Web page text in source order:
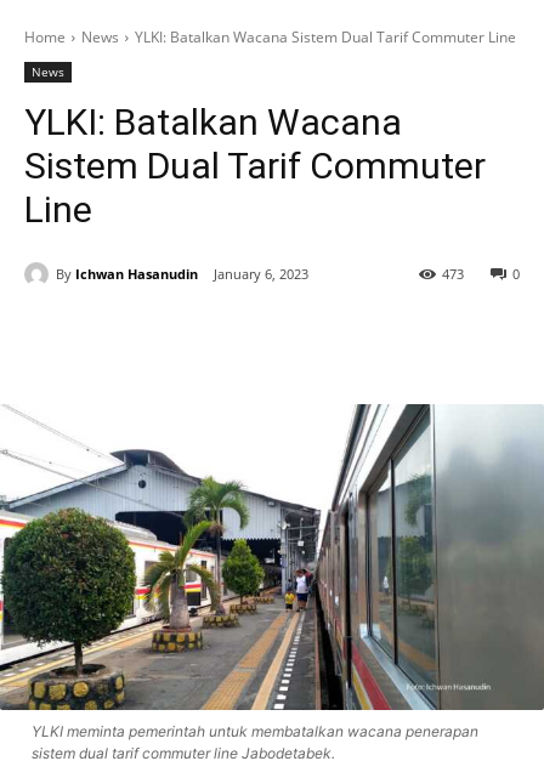
Home News YLKI: Batalkan Wacana Sistem Dual Tarif Commuter Line
News
YLKI: Batalkan Wacana
Sistem Dual Tarif Commuter
Line
By Ichwan Hasanudin January 6, 2023 0
473
YLKI meminta pemerintah untuk membatalkan wacana penerapan
sistem dual tarif commuter line Jabodetabek.